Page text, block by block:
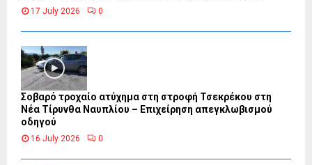
17 July 2026 0
Σοβαρό τροχαίο ατύχημα στη στροφή Τσεκρέκου στη
Νέα Τίρυνθα Ναυπλίου – Επιχείρηση απεγκλωβισμού
οδηγού
16 July 2026 0